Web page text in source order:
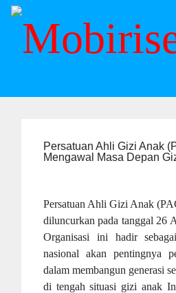
Persatuan Ahli Gizi Anak
Mengawal Masa Depan
Persatuan Ahli Gizi Anak
diluncurkan pada tanggal 26
Organisasi ini hadir
nasional akan pentingnya
dalam membangun generasi
di tengah situasi gizi anak